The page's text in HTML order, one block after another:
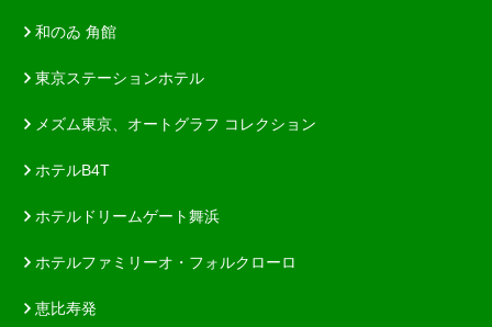
和のゐ 角館
東京ステーションホテル
メズム東京、オートグラフ コレクション
ホテルB4T
ホテルドリームゲート舞浜
ホテルファミリーオ・フォルクローロ
恵比寿発